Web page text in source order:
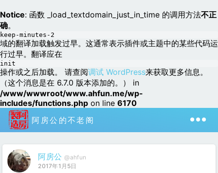
Notice: 函数 _load_textdomain_just_in_time 的调用方法不正
确。
keep-minutes-2
域的翻译加载触发过早。这通常表示插件或主题中的某些代码运
行过早。翻译应在
init
操作或之后加载。 请查阅调试 WordPress来获取更多信息。
（这个消息是在 6.7.0 版本添加的。） in
/www/wwwroot/www.ahfun.me/wp-
includes/functions.php on line 6170
阿房公的不老阁
阿房公 @ahfun
2017年1月5日